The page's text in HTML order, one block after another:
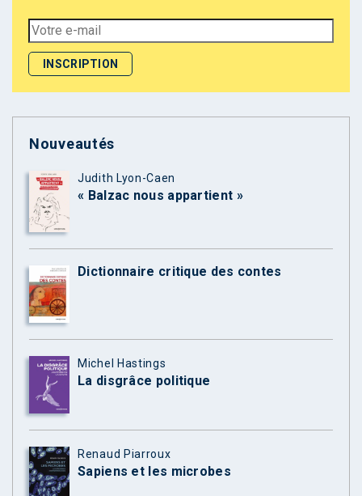
Nouveautés
Judith Lyon-Caen
« Balzac nous appartient »
Dictionnaire critique des contes
Michel Hastings
La disgrâce politique
Renaud Piarroux
Sapiens et les microbes